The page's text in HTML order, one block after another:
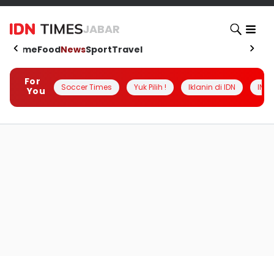
JABAR
HomeFoodNewsSportTravel
For
You
Soccer Times Yuk Pilih ! Iklanin di IDN